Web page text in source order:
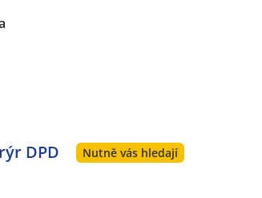
DPD Nutně vás hledají